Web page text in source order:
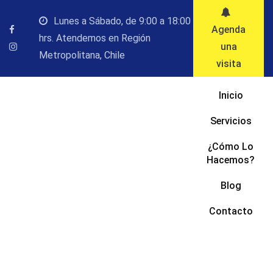
contenido
Lunes a Sábado, de 9:00 a 18:00
hrs. Atendemos en Región
Metropolitana, Chile
Agenda
una
visita
Inicio
Servicios
¿Cómo Lo
Hacemos?
Blog
Contacto